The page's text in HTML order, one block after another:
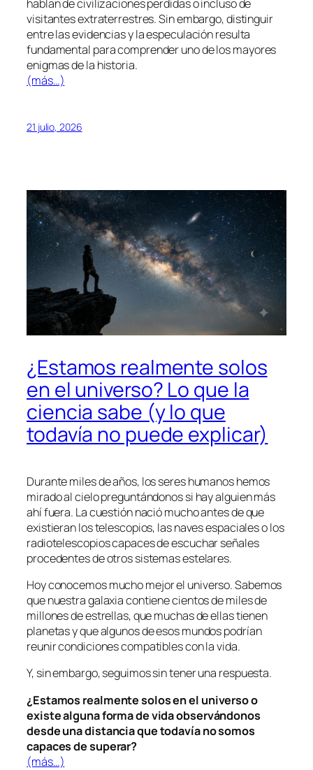
hablan de civilizaciones perdidas o incluso de
visitantes extraterrestres. Sin embargo, distinguir
entre las evidencias y la especulación resulta
fundamental para comprender uno de los mayores
enigmas de la historia.
(más…)
21 julio, 2026
¿Estamos realmente solos
en el universo? Lo que la
ciencia sabe (y lo que
todavía no puede explicar)
Durante miles de años, los seres humanos hemos
mirado al cielo preguntándonos si hay alguien más
ahí fuera. La cuestión nació mucho antes de que
existieran los telescopios, las naves espaciales o los
radiotelescopios capaces de escuchar señales
procedentes de otros sistemas estelares.
Hoy conocemos mucho mejor el universo. Sabemos
que nuestra galaxia contiene cientos de miles de
millones de estrellas, que muchas de ellas tienen
planetas y que algunos de esos mundos podrían
reunir condiciones compatibles con la vida.
Y, sin embargo, seguimos sin tener una respuesta.
¿Estamos realmente solos en el universo o
existe alguna forma de vida observándonos
desde una distancia que todavía no somos
capaces de superar?
(más…)